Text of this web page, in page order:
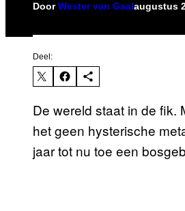
DoorWester van Gaalaugustus
Deel:
De wereld staat in de fik.
het geen hysterische
jaar tot nu toe een